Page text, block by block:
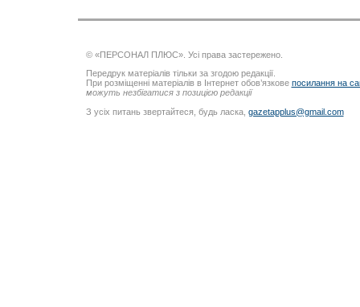
© «ПЕРСОНАЛ ПЛЮС». Усі права застережено.
Передрук матеріалів тільки за згодою редакції.
При розміщенні матеріалів в Інтернет обов’язкове посилання на
можуть незбігатися з позицією редакції
З усіх питань звертайтеся, будь ласка, gazetapplus@gmail.com